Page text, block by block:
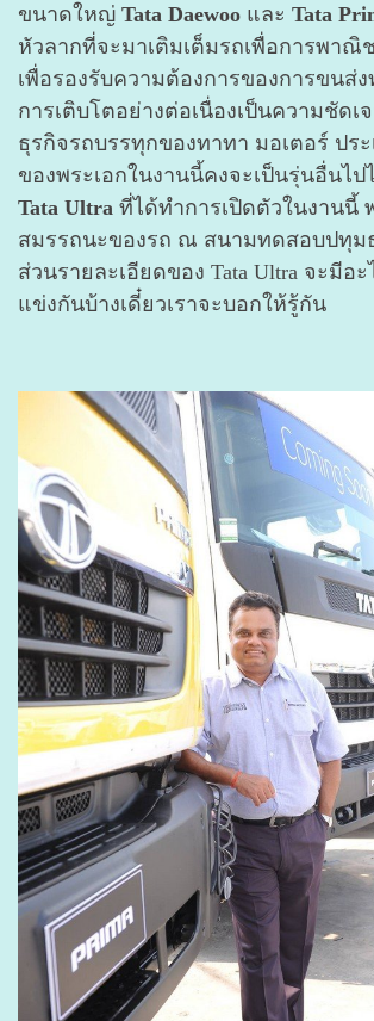
ขนาดใหญ่ Tata Daewoo และ Tata
หัวลากที่จะมาเติมเต็มรถเพื่อการพาณิ
เพื่อรองรับความต้องการของการขนส่
การเติบโตอย่างต่อเนื่องเป็นความชัดเ
ธุรกิจรถบรรทุกของทาทา มอเตอร์ ปร
ของพระเอกในงานนี้คงจะเป็นรุ่นอื่นไ
Tata Ultra ที่ได้ทำการเปิดตัวในงานนี้
สมรรถนะของรถ ณ สนามทดสอบปทุม
ส่วนรายละเอียดของ Tata Ultra จะมีอ
แข่งกันบ้างเดี๋ยวเราจะบอกให้รู้กัน